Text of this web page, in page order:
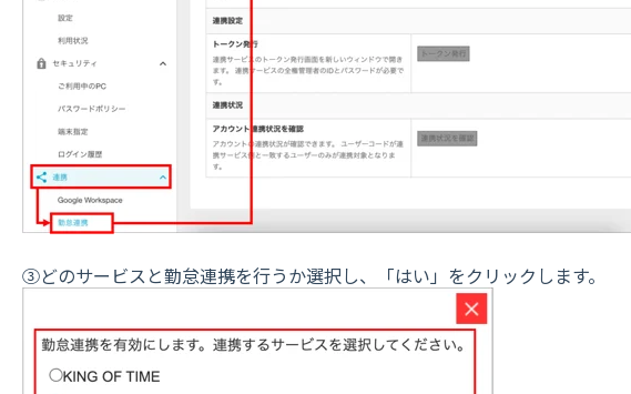
③どのサービスと勤怠連携を行うか選択し、「はい」をクリックします。